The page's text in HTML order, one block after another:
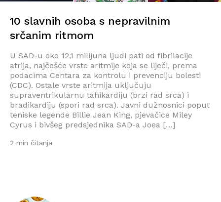
10 slavnih osoba s nepravilnim
srčanim ritmom
U SAD-u oko 12,1 milijuna ljudi pati od fibrilacije
atrija, najčešće vrste aritmije koja se liječi, prema
podacima Centara za kontrolu i prevenciju bolesti
(CDC). Ostale vrste aritmija uključuju
supraventrikularnu tahikardiju (brzi rad srca) i
bradikardiju (spori rad srca). Javni dužnosnici poput
teniske legende Billie Jean King, pjevačice Miley
Cyrus i bivšeg predsjednika SAD-a Joea […]
2 min čitanja